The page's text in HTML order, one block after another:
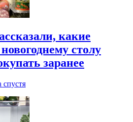
какие
столу
заранее
спустя